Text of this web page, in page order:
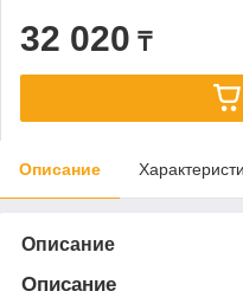
32 020 ₸
Описание
Описание
Описание